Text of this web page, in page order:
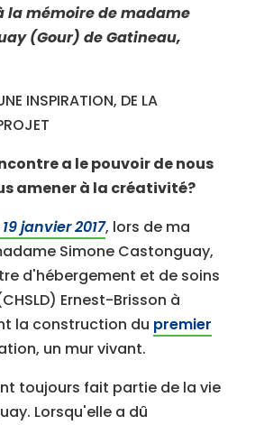
la mémoire de madame
(Gour) de Gatineau,
INSPIRATION, DE LA
a le pouvoir de nous
amener à la créativité?
janvier 2017, lors de ma
Simone Castonguay,
d'hébergement et de soins
Ernest-Brisson à
la construction du premier
un mur vivant.
toujours fait partie de la vie
Lorsqu'elle a dû